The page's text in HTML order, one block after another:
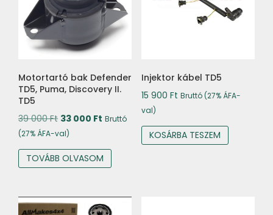
Motortartó bak Defender
TD5, Puma, Discovery II.
TD5
39 000Ft Original
price
was:
39
33 000 Ft Current
is:
33
Bruttó
(27% ÁFA-val)
TOVÁBB OLVASOM
Injektor kábel TD5
15 900 Ft Bruttó (27% ÁFA-
val)
KOSÁRBA TESZEM